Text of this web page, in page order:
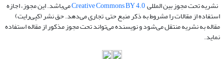
نشریه تحت مجوز بین المللی می‌باشد. این مجوز، اجازه
استفاده از مقالات را مشروط به ذکر منبع حتی تجاری می‌دهد. حق نشر (کپی‌رایت)
مقاله به نشریه منتقل می‌شود و نویسنده می‌تواند تحت مجوز مذکور از مقاله استفاده
نماید.